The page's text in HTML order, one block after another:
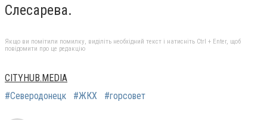
Слесарева.
Якщо ви помітили помилку, виділіть необхідний текст і натисніть Ctrl + Enter, щоб
повідомити про це редакцію
CITYHUB.MEDIA
#Северодонецк
#ЖКХ #горсовет